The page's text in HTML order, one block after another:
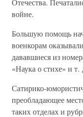
Отечества.
войне.
Большую помощь
военкорам
дававшиеся из
«Наука о стихе» и т.
Сатирико-
преобладающее
таких отделах и